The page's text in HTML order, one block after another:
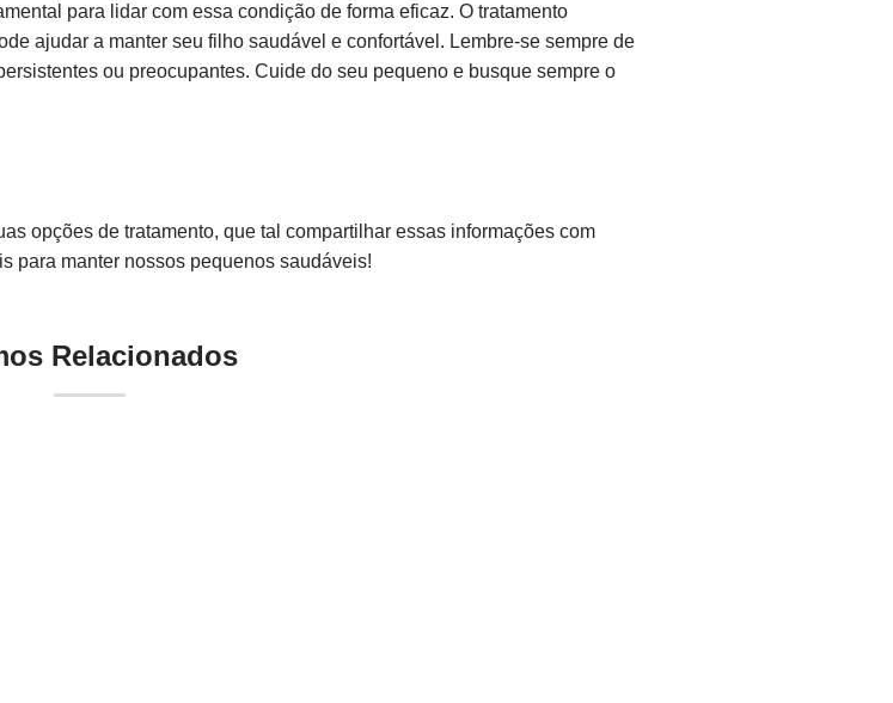
para lidar com essa condição de forma eficaz. O tratamento
ajudar a manter seu filho saudável e confortável. Lembre-se sempre de
ou preocupantes. Cuide do seu pequeno e busque sempre o
opções de tratamento, que tal compartilhar essas informações com
para manter nossos pequenos saudáveis!
Relacionados